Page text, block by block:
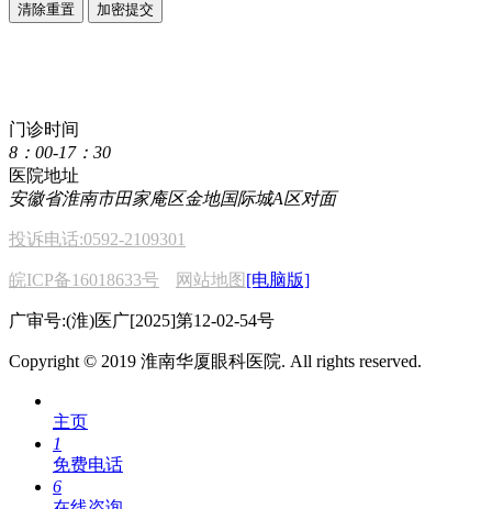
清除重置 加密提交
门诊时间
8：00-17：30
医院地址
安徽省淮南市田家庵区金地国际城A区对面
投诉电话:0592-2109301
皖ICP备16018633号 网站地图 [电脑版]
广审号:(淮)医广[2025]第12-02-54号
Copyright © 2019 淮南华厦眼科医院. All rights reserved.
主页
1
免费电话
6